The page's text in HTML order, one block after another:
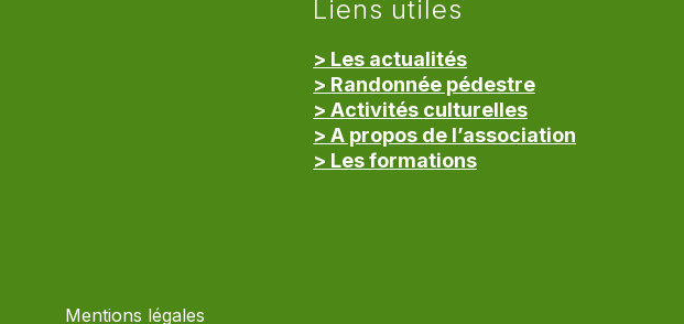
Liens utiles
> Les actualités
> Randonnée pédestre
> Activités culturelles
> A propos de l’association
> Les formations
Mentions légales